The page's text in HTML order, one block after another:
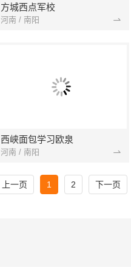
方城西点军校
河南 / 南阳
西峡面包学习欧泉
河南 / 南阳
上一页 1 2 下一页